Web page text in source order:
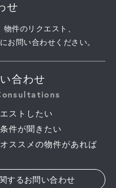
せ
件のリクエスト、
お問い合わせください。
合わせ
ストしたい
件が聞きたい
ススメの物件があれば
するお問い合わせ